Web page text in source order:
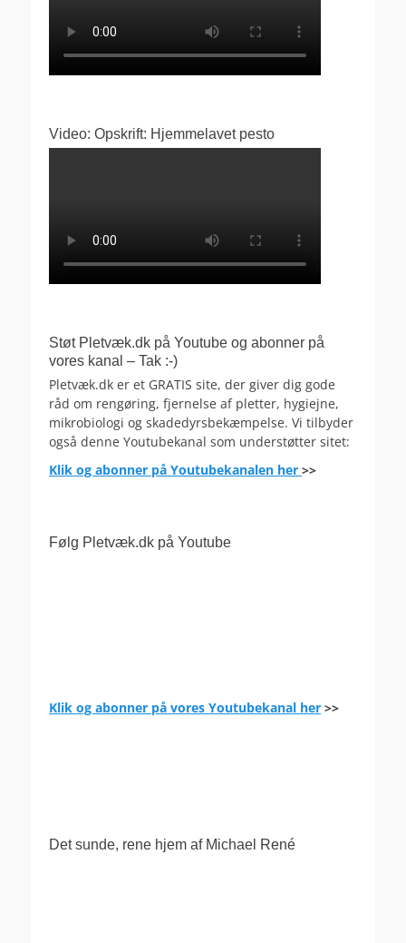
Video: Opskrift: Hjemmelavet pesto
Støt Pletvæk.dk på Youtube og abonner på
vores kanal – Tak :-)
Pletvæk.dk er et GRATIS site, der giver dig gode
råd om rengøring, fjernelse af pletter, hygiejne,
mikrobiologi og skadedyrsbekæmpelse. Vi tilbyder
også denne Youtubekanal som understøtter sitet:
Klik og abonner på Youtubekanalen her >>
Følg Pletvæk.dk på Youtube
Klik og abonner på vores Youtubekanal her >>
Det sunde, rene hjem af Michael René